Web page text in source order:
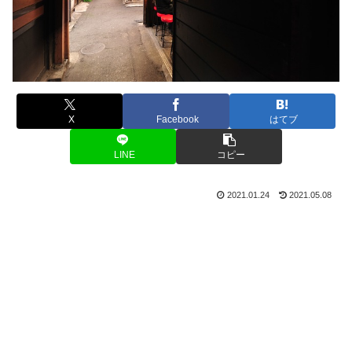
X Facebook はてブ
LINE コピー
2021.01.24 2021.05.08